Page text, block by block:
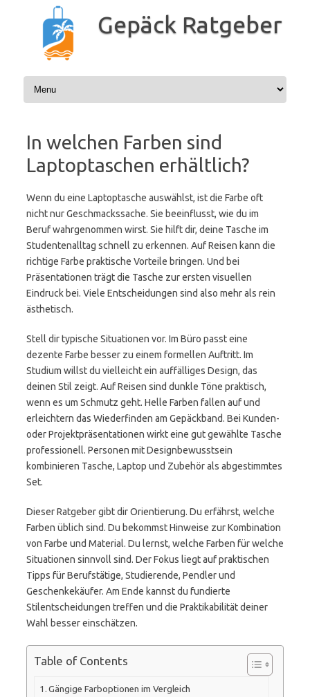
springen
Gepäck Ratgeber
In welchen Farben sind
Laptoptaschen erhältlich?
Wenn du eine Laptoptasche auswählst, ist die Farbe oft
nicht nur Geschmackssache. Sie beeinflusst, wie du im
Beruf wahrgenommen wirst. Sie hilft dir, deine Tasche im
Studentenalltag schnell zu erkennen. Auf Reisen kann die
richtige Farbe praktische Vorteile bringen. Und bei
Präsentationen trägt die Tasche zur ersten visuellen
Eindruck bei. Viele Entscheidungen sind also mehr als rein
ästhetisch.
Stell dir typische Situationen vor. Im Büro passt eine
dezente Farbe besser zu einem formellen Auftritt. Im
Studium willst du vielleicht ein auffälliges Design, das
deinen Stil zeigt. Auf Reisen sind dunkle Töne praktisch,
wenn es um Schmutz geht. Helle Farben fallen auf und
erleichtern das Wiederfinden am Gepäckband. Bei Kunden-
oder Projektpräsentationen wirkt eine gut gewählte Tasche
professionell. Personen mit Designbewusstsein
kombinieren Tasche, Laptop und Zubehör als abgestimmtes
Set.
Dieser Ratgeber gibt dir Orientierung. Du erfährst, welche
Farben üblich sind. Du bekommst Hinweise zur Kombination
von Farbe und Material. Du lernst, welche Farben für welche
Situationen sinnvoll sind. Der Fokus liegt auf praktischen
Tipps für Berufstätige, Studierende, Pendler und
Geschenkekäufer. Am Ende kannst du fundierte
Stilentscheidungen treffen und die Praktikabilität deiner
Wahl besser einschätzen.
Table of Contents
Gängige Farboptionen im Vergleich